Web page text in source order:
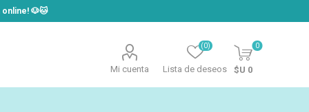
​🐶​🐱
Mi cuenta Lista de deseos
(0) 0
$U 0